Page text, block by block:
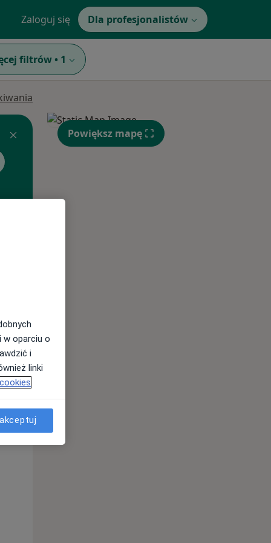
Zaloguj się Dla profesjonalistów
filtrów • 1
Wt,
Powiększ mapę
w oparciu o
i
linki